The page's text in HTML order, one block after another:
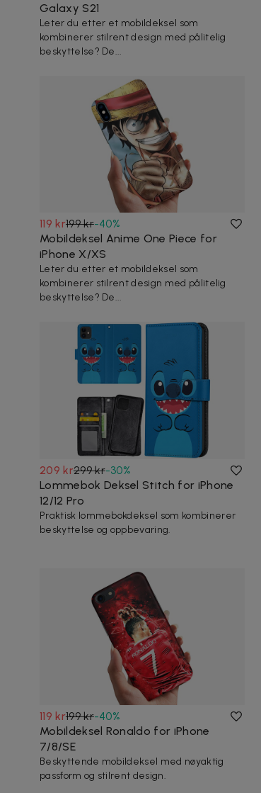
Galaxy S21
Leter du etter et mobildeksel som
kombinerer stilrent design med pålitelig
beskyttelse? De...
119 kr199 kr-40%
Mobildeksel Anime One Piece for
iPhone X/XS
Leter du etter et mobildeksel som
kombinerer stilrent design med pålitelig
beskyttelse? De...
209 kr299 kr-30%
Lommebok Deksel Stitch for iPhone
12/12 Pro
Praktisk lommebokdeksel som kombinerer
beskyttelse og oppbevaring.
119 kr199 kr-40%
Mobildeksel Ronaldo for iPhone
7/8/SE
Beskyttende mobildeksel med nøyaktig
passform og stilrent design.